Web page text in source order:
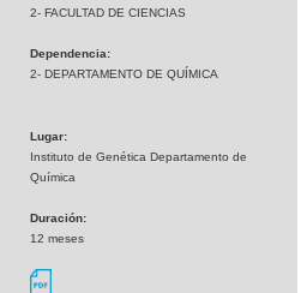
2- FACULTAD DE CIENCIAS
Dependencia:
2- DEPARTAMENTO DE QUÍMICA
Lugar:
Instituto de Genética Departamento de
Química
Duración:
12 meses